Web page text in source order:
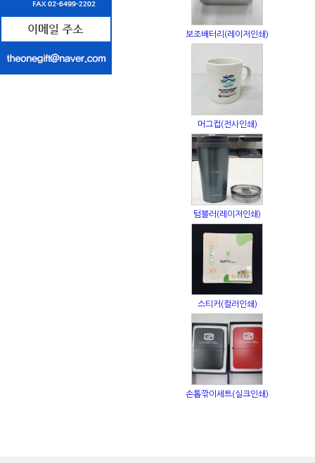
보조배터리(레이저인쇄)
머그컵(전사인쇄)
텀블러(레이저인쇄)
스티커(컬러인쇄)
손톱깎이세트(실크인쇄)